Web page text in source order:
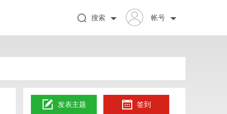
帐号
搜索
发表主题 签到